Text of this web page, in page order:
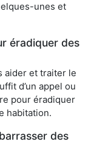
unes et
éradiquer des
aider et traiter le
d’un appel ou
pour éradiquer
habitation.
des